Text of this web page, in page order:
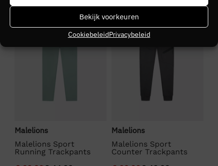
Bekijk voorkeuren
CookiebeleidPrivacybeleid
SALE
Malelions
Malelions Sport
Running Trackpants
SALE
Malelions
Malelions Sport
Counter Trackpants